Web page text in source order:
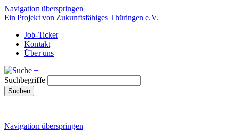
Navigation überspringen
Ein Projekt von Zukunftsfähiges Thüringen e.V.
Job-Ticker
Kontakt
Über uns
+
Suchbegriffe
Suchen
Navigation überspringen